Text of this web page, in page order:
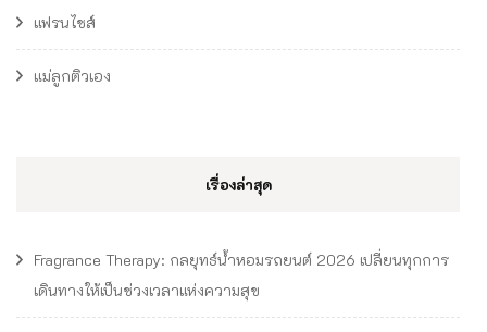
แฟรนไชส์
แม่ลูกติวเอง
เรื่องล่าสุด
Fragrance Therapy: กลยุทธ์น้ำหอมรถยนต์ 2026 เปลี่ยนทุกการ
เดินทางให้เป็นช่วงเวลาแห่งความสุข